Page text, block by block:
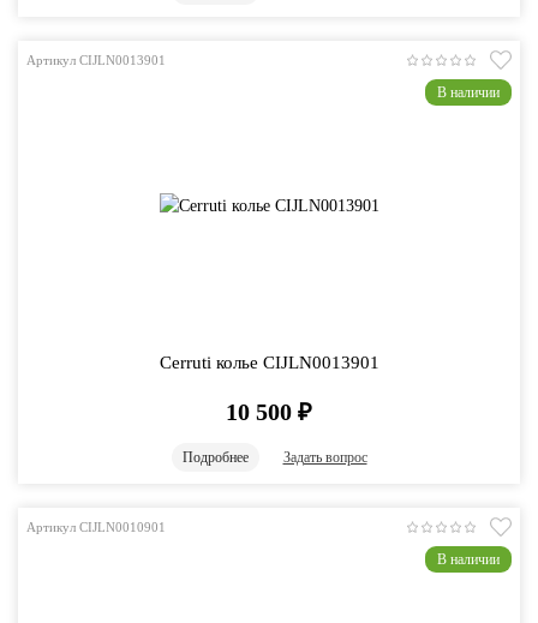
Артикул CIJLN0013901
В наличии
Cerruti колье CIJLN0013901
10 500 ₽
Подробнее Задать вопрос
Артикул CIJLN0010901
В наличии